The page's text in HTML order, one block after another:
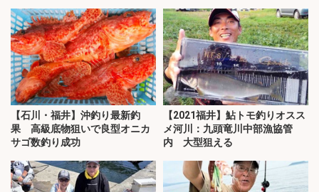
【石川・福井】沖釣り最新釣
果 高級底物狙いで良型オニカ
サゴ数釣り成功
【2021福井】鮎トモ釣りオスス
メ河川：九頭竜川中部漁協管
内 大型狙える